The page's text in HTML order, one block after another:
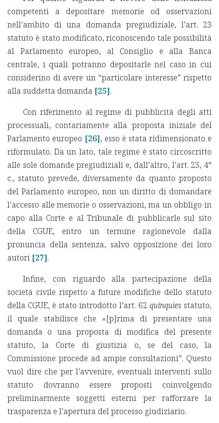
competenti a depositare memorie od osservazioni
nell’ambito di una domanda pregiudiziale, l’art. 23
statuto è stato modificato, riconoscendo tale possibilità
al Parlamento europeo, al Consiglio e alla Banca
centrale, i quali potranno depositarle nel caso in cui
considerino di avere un “particolare interesse” rispetto
alla suddetta domanda [25].
Con riferimento al regime di pubblicità degli atti
processuali, contariamente alla proposta iniziale del
Parlamento europeo [26], esso è stata ridimensionato e
riformulato. Da un lato, tale regime è stato circoscritto
alle sole domande pregiudiziali e, dall’altro, l’art. 23, 4°
c., statuto prevede, diversamente da quanto proposto
del Parlamento europeo, non un diritto di domandare
l’accesso alle memorie o osservazioni, ma un obbligo in
capo alla Corte e al Tribunale di pubblicarle sul sito
della CGUE, entro un termine ragionevole dalla
pronuncia della sentenza, salvo opposizione dei loro
autori [27].
Infine, con riguardo alla partecipazione della
società civile rispetto a future modifiche dello statuto
della CGUE, è stato introdotto l’art. 62 quinquies statuto,
il quale stabilisce che «[p]rima di presentare una
domanda o una proposta di modifica del presente
statuto, la Corte di giustizia o, se del caso, la
Commissione procede ad ampie consultazioni”. Questo
vuol dire che per l’avvenire, eventuali interventi sullo
statuto dovranno essere proposti coinvolgendo
preliminarmente soggetti esterni per rafforzare la
trasparenza e l’apertura del processo giudiziario.